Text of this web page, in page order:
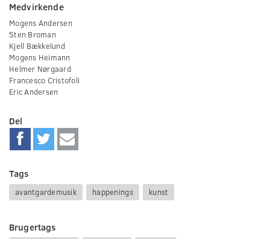
Medvirkende
Mogens Andersen
Sten Broman
Kjell Bækkelund
Mogens Heimann
Helmer Nørgaard
Francesco Cristofoli
Eric Andersen
Del
Tags
avantgardemusik happenings kunst
Brugertags